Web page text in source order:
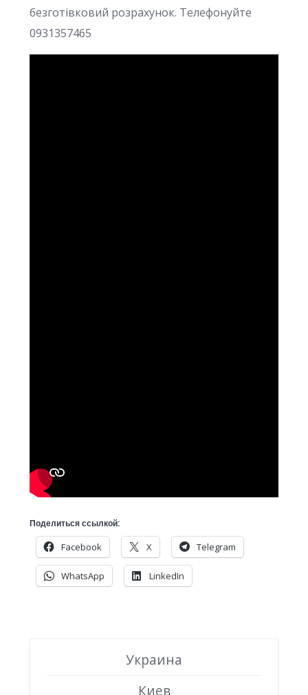
безготівковий розрахунок. Телефонуйте
0931357465
Поделиться ссылкой:
Facebook X Telegram
WhatsApp LinkedIn
Украина
Киев